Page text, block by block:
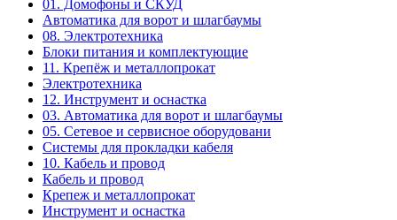
01. Домофоны и СКУД
Автоматика для ворот и шлагбаумы
08. Электротехника
Блоки питания и комплектующие
11. Крепёж и металлопрокат
Электротехника
12. Инструмент и оснастка
03. Автоматика для ворот и шлагбаумы
05. Сетевое и сервисное оборудовани
Системы для прокладки кабеля
10. Кабель и провод
Кабель и провод
Крепеж и металлопрокат
Инструмент и оснастка